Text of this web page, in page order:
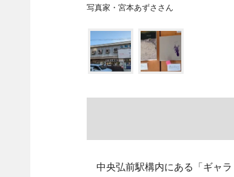
写真家・宮本あずささん
中央弘前駅構内にある「ギャ